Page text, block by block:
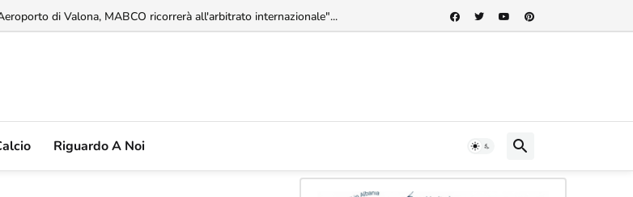
di Valona, MABCO ricorrerà all'arbitrato internazionale"...
Riguardo A Noi